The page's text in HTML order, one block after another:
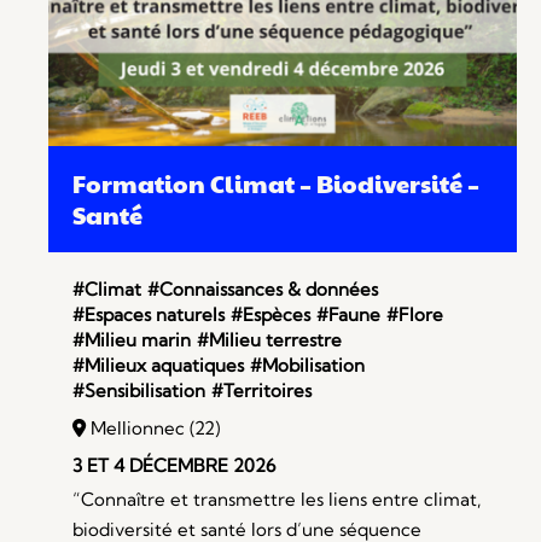
Formation Climat – Biodiversité –
Santé
#Climat #Connaissances & données
#Espaces naturels #Espèces #Faune #Flore
#Milieu marin #Milieu terrestre
#Milieux aquatiques #Mobilisation
#Sensibilisation #Territoires
Mellionnec (22)
3 ET 4 DÉCEMBRE 2026
“Connaître et transmettre les liens entre climat,
biodiversité et santé lors d’une séquence